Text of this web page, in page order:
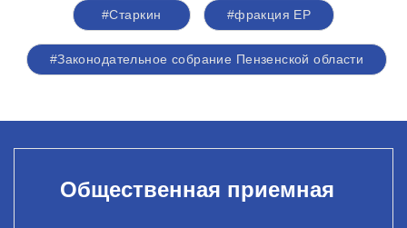
#Старкин #фракция ЕР
#Законодательное собрание Пензенской области
Общественная приемная